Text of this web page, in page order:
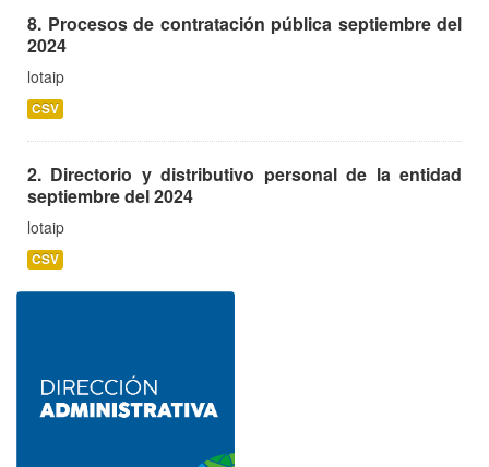
8. Procesos de contratación pública septiembre del
2024
lotaip
CSV
2. Directorio y distributivo personal de la entidad
septiembre del 2024
lotaip
CSV